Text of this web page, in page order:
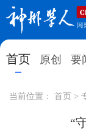
首页 原创 要
首页
当前位置： 首页 >
“